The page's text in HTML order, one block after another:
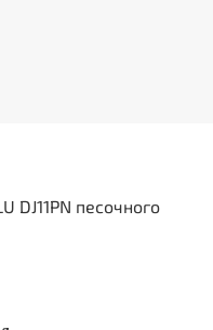
DJ11PN песочного